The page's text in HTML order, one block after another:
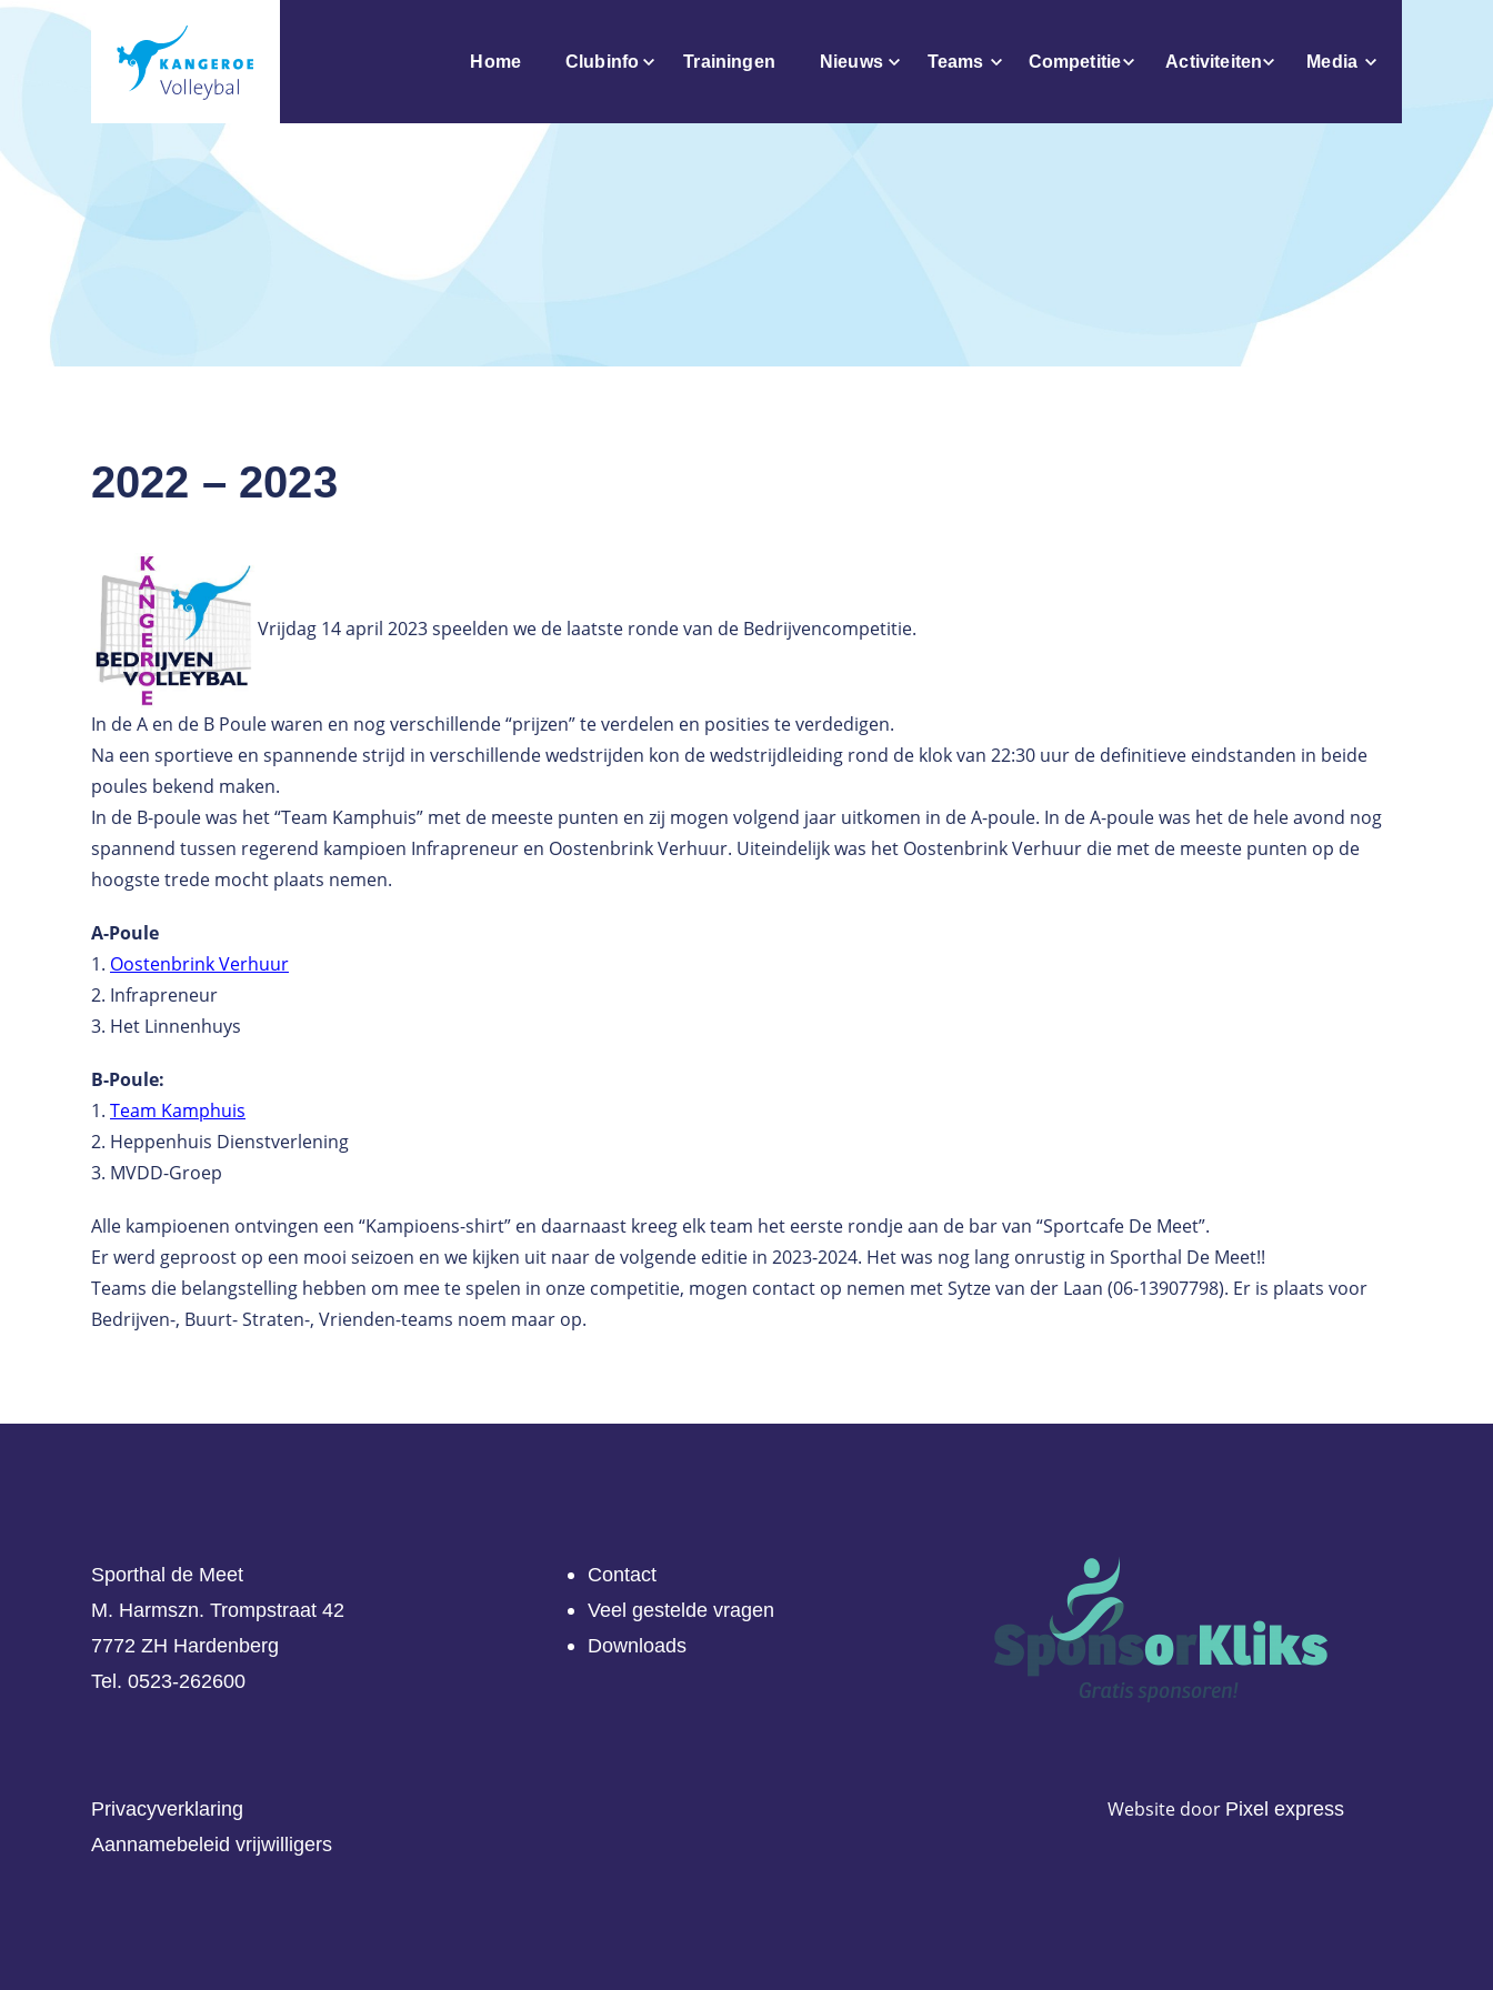
Home Clubinfo Trainingen Nieuws Teams Competitie Activiteiten Media
2022 – 2023
Vrijdag 14 april 2023 speelden we de laatste ronde van de Bedrijvencompetitie.
In de A en de B Poule waren en nog verschillende “prijzen” te verdelen en posities te verdedigen.
Na een sportieve en spannende strijd in verschillende wedstrijden kon de wedstrijdleiding rond de klok van 22:30 uur de definitieve eindstanden in beide
poules bekend maken.
In de B-poule was het “Team Kamphuis” met de meeste punten en zij mogen volgend jaar uitkomen in de A-poule. In de A-poule was het de hele avond nog
spannend tussen regerend kampioen Infrapreneur en Oostenbrink Verhuur. Uiteindelijk was het Oostenbrink Verhuur die met de meeste punten op de
hoogste trede mocht plaats nemen.
A-Poule
1. Oostenbrink Verhuur
2. Infrapreneur
3. Het Linnenhuys
B-Poule:
1. Team Kamphuis
2. Heppenhuis Dienstverlening
3. MVDD-Groep
Alle kampioenen ontvingen een “Kampioens-shirt” en daarnaast kreeg elk team het eerste rondje aan de bar van “Sportcafe De Meet”.
Er werd geproost op een mooi seizoen en we kijken uit naar de volgende editie in 2023-2024. Het was nog lang onrustig in Sporthal De Meet!!
Teams die belangstelling hebben om mee te spelen in onze competitie, mogen contact op nemen met Sytze van der Laan (06-13907798). Er is plaats voor
Bedrijven-, Buurt- Straten-, Vrienden-teams noem maar op.
Sporthal de Meet
M. Harmszn. Trompstraat 42
7772 ZH Hardenberg
Tel. 0523-262600
Contact
Veel gestelde vragen
Downloads
Privacyverklaring
Aannamebeleid vrijwilligers
Website door Pixel express